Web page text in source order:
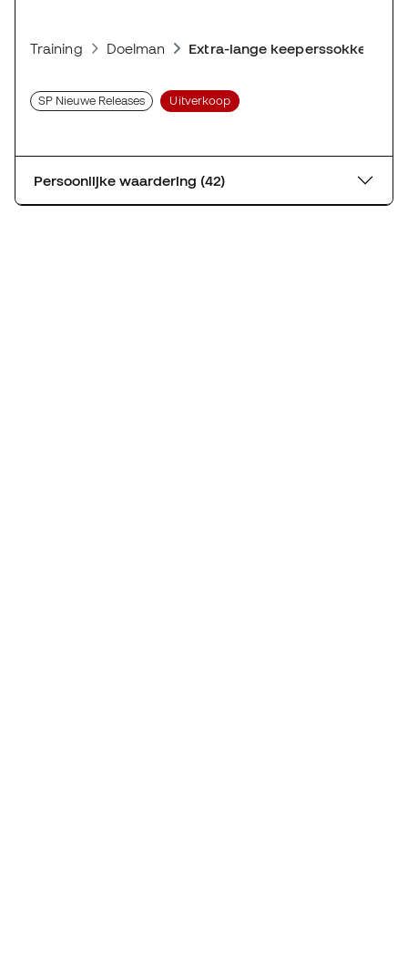
Training Doelman Extra-lange keeperssokken
SP Nieuwe Releases Uitverkoop
Persoonlijke waardering (42)